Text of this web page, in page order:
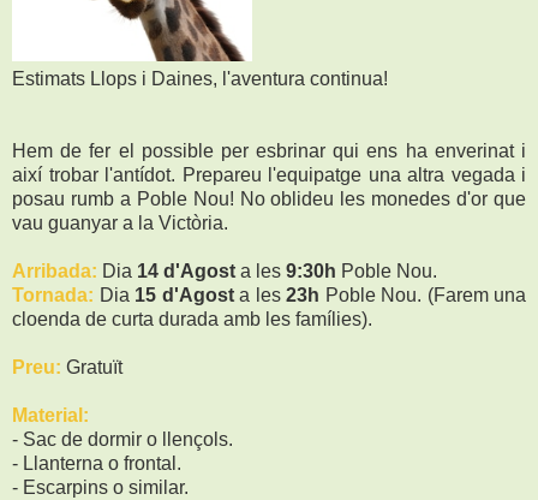
Estimats Llops i Daines, l'aventura continua!
Hem de fer el possible per esbrinar qui ens ha enverinat i
així trobar l'antídot. Prepareu l'equipatge una altra vegada i
posau rumb a Poble Nou! No oblideu les monedes d'or que
vau guanyar a la Victòria.
Arribada: Dia 14 d'Agost a les 9:30h Poble Nou.
Tornada: Dia 15 d'Agosta les 23h Poble Nou. (Farem una
cloenda de curta durada amb les famílies).
Preu: Gratuït
Material:
- Sac de dormir o llençols.
- Llanterna o frontal.
- Escarpins o similar.